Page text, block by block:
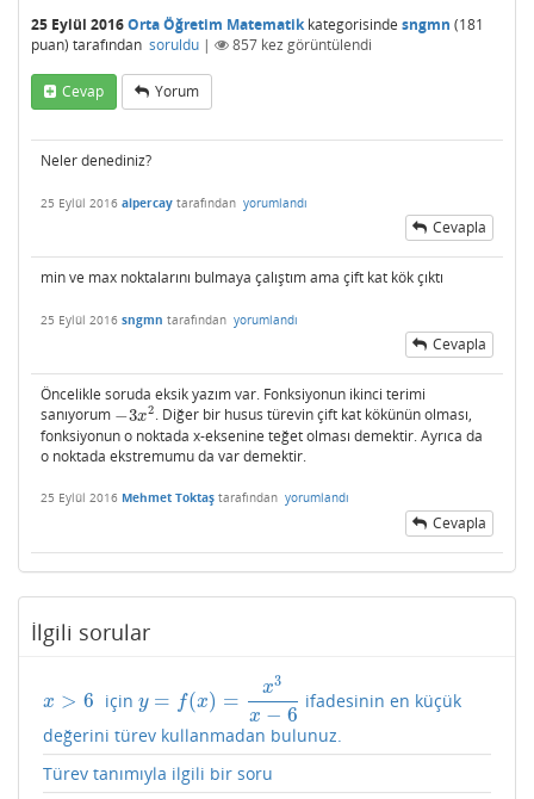
25 Eylül 2016Orta Öğretim Matematikkategorisinde sngmn (181
puan) tarafından soruldu | 857 kez görüntülendi
Cevap Yorum
Neler denediniz?
25 Eylül 2016 alpercay tarafından yorumlandı
Cevapla
min ve max noktalarını bulmaya çalıştım ama çift kat kök çıktı
25 Eylül 2016 sngmn tarafından yorumlandı
Cevapla
Öncelikle soruda eksik yazım var. Fonksiyonun ikinci terimi
sanıyorum −3x2
−3x2 . Diğer bir husus türevin çift kat kökünün olması,
fonksiyonun o noktada x-eksenine teğet olması demektir. Ayrıca da
o noktada ekstremumu da var demektir.
25 Eylül 2016 Mehmet Toktaş tarafından yorumlandı
Cevapla
İlgili sorular
x > 6
x> 6 için y = f(x) = x3
x − 6
y=f(x =x3x −6
ifadesinin en küçük
değerini türev kullanmadan bulunuz.
Türev tanımıyla ilgili bir soru